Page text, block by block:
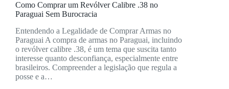
Como Comprar um Revólver Calibre .38 no
Paraguai Sem Burocracia
Entendendo a Legalidade de Comprar Armas no
Paraguai A compra de armas no Paraguai, incluindo
o revólver calibre .38, é um tema que suscita tanto
interesse quanto desconfiança, especialmente entre
brasileiros. Compreender a legislação que regula a
posse e a…